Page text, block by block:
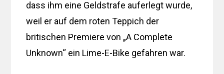
dass ihm eine Geldstrafe auferlegt wurde,
weil er auf dem roten Teppich der
britischen Premiere von „A Complete
Unknown“ ein Lime-E-Bike gefahren war.